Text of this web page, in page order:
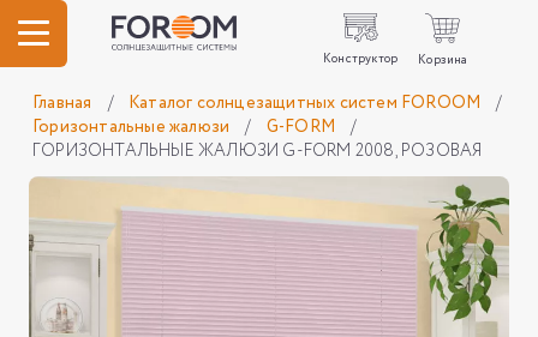
Конструктор Корзина
Главная / Каталог солнцезащитных систем FOROOM
/
Горизонтальные жалюзи
/ G-FORM
/
ГОРИЗОНТАЛЬНЫЕ ЖАЛЮЗИ G-FORM 2008, РОЗОВАЯ